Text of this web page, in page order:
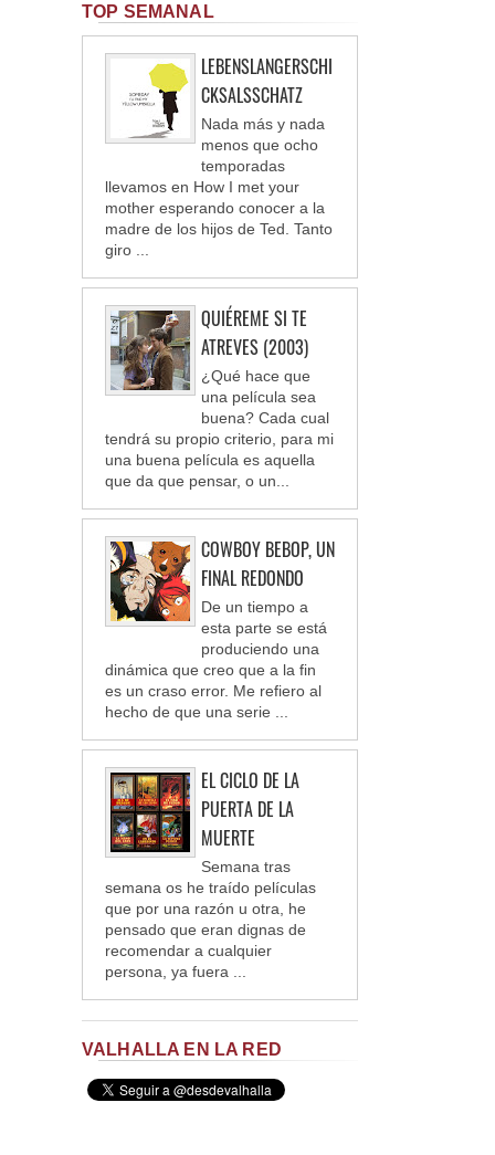
TOP SEMANAL
LEBENSLANGERSCHI
CKSALSSCHATZ
Nada más y nada
menos que ocho
temporadas
llevamos en How I met your
mother esperando conocer a la
madre de los hijos de Ted. Tanto
giro ...
QUIÉREME SI TE
ATREVES (2003)
¿Qué hace que
una película sea
buena? Cada cual
tendrá su propio criterio, para mi
una buena película es aquella
que da que pensar, o un...
COWBOY BEBOP, UN
FINAL REDONDO
De un tiempo a
esta parte se está
produciendo una
dinámica que creo que a la fin
es un craso error. Me refiero al
hecho de que una serie ...
EL CICLO DE LA
PUERTA DE LA
MUERTE
Semana tras
semana os he traído películas
que por una razón u otra, he
pensado que eran dignas de
recomendar a cualquier
persona, ya fuera ...
VALHALLA EN LA RED